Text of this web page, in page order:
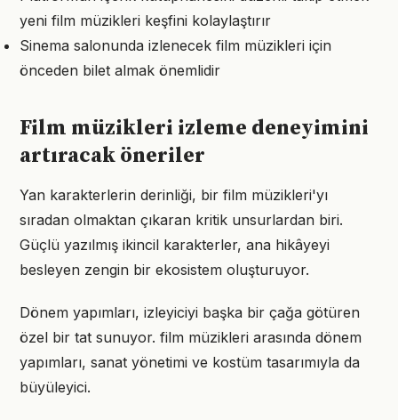
yeni film müzikleri keşfini kolaylaştırır
Sinema salonunda izlenecek film müzikleri için
önceden bilet almak önemlidir
Film müzikleri izleme deneyimini
artıracak öneriler
Yan karakterlerin derinliği, bir film müzikleri'yı
sıradan olmaktan çıkaran kritik unsurlardan biri.
Güçlü yazılmış ikincil karakterler, ana hikâyeyi
besleyen zengin bir ekosistem oluşturuyor.
Dönem yapımları, izleyiciyi başka bir çağa götüren
özel bir tat sunuyor. film müzikleri arasında dönem
yapımları, sanat yönetimi ve kostüm tasarımıyla da
büyüleyici.